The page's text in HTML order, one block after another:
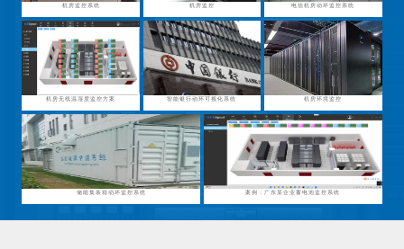
机房监控系统 机房监控 电信机房动环监控系统
机房无线温湿度监控方案 智能银行动环可视化系统 机房环境监控
储能集装箱动环监控系统 案例：广东某企业蓄电池监控系统